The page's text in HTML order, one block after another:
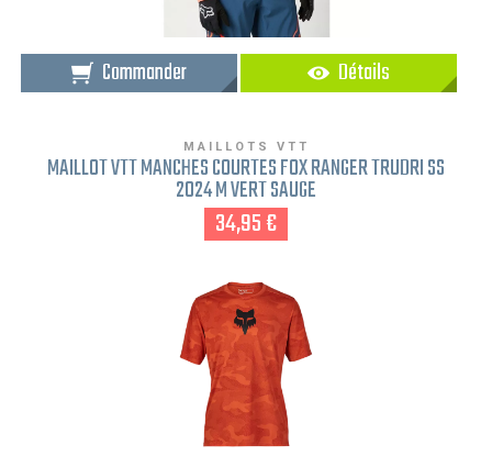
Commander Détails
MAILLOTS VTT
MAILLOT VTT MANCHES COURTES FOX RANGER TRUDRI SS
2024 M VERT SAUGE
34,95 €